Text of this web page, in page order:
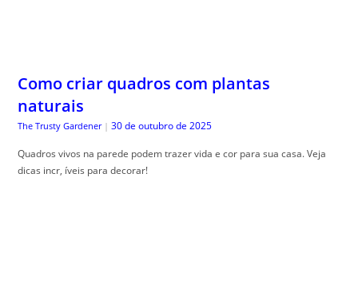
Como criar quadros com plantas
naturais
The Trusty Gardener | 30 de outubro de 2025
Quadros vivos na parede podem trazer vida e cor para sua casa. Veja
dicas incr, íveis para decorar!